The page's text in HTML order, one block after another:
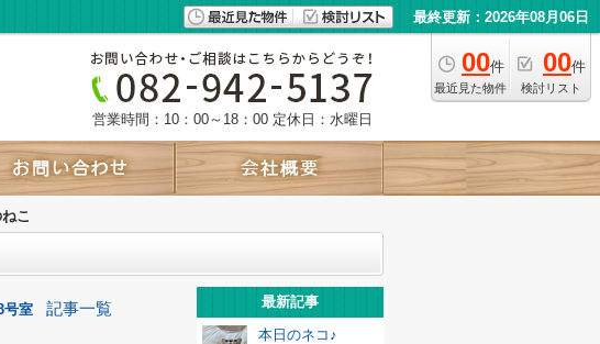
最終更新：2026年08月06日
00件
最近見た物件
00件
検討リスト
営業時間：10：00～18：00 定休日：水曜日
こ
号室 記事一覧
最新記事
本日のネコ♪